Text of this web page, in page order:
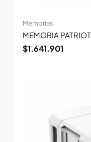
Memorias
MEMORIA
$1.641.901